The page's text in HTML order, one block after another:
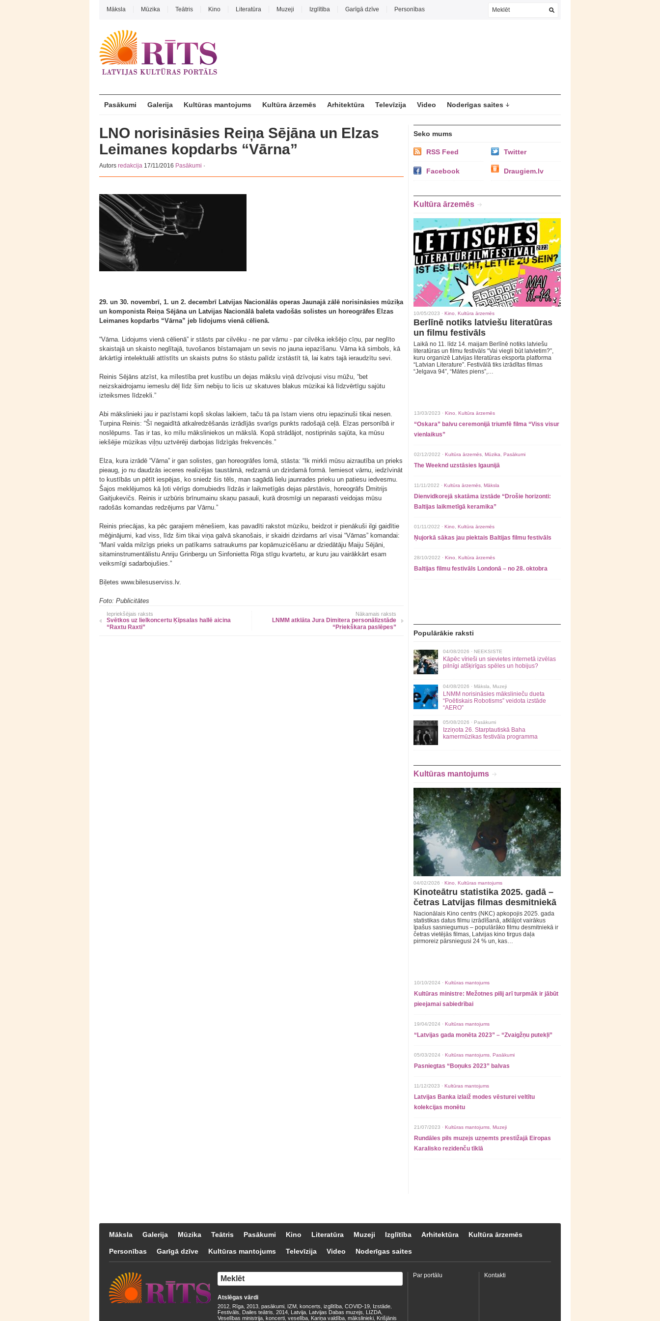
Māksla Mūzika Teātris Kino Literatūra Muzeji Izglītība Garīgā dzīve Personības
Pasākumi Galerija Kultūras mantojums Kultūra ārzemēs Arhitektūra Televīzija Video Noderīgas saites
LNO norisināsies Reiņa Sējāna un Elzas
Leimanes kopdarbs “Vārna”
Autors redakcija 17/11/2016 Pasākumi ·
29. un 30. novembrī, 1. un 2. decembrī Latvijas Nacionālās operas Jaunajā zālē norisināsies mūziķa
un komponista Reiņa Sējāna un Latvijas Nacionālā baleta vadošās solistes un horeogrāfes Elzas
Leimanes kopdarbs “Vārna” jeb lidojums vienā cēlienā.
“Vārna. Lidojums vienā cēlienā” ir stāsts par cilvēku - ne par vārnu - par cilvēka iekšējo cīņu, par neglīto
skaistajā un skaisto neglītajā, tuvošanos bīstamajam un sevis no jauna iepazīšanu. Vārna kā simbols, kā
ārkārtīgi intelektuāli attīstīts un skaists putns šo stāstu palīdz izstāstīt tā, lai katrs tajā ieraudzītu sevi.
Reinis Sējāns atzīst, ka mīlestība pret kustību un dejas mākslu viņā dzīvojusi visu mūžu, “bet
neizskaidrojamu iemeslu dēļ līdz šim nebiju to licis uz skatuves blakus mūzikai kā līdzvērtīgu sajūtu
izteiksmes līdzekli.”
Abi mākslinieki jau ir pazīstami kopš skolas laikiem, taču tā pa īstam viens otru iepazinuši tikai nesen.
Turpina Reinis: “Šī negaidītā atkalredzēšanās izrādījās svarīgs punkts radošajā ceļā. Elzas personībā ir
noslēpums. Tas ir tas, ko mīlu māksliniekos un mākslā. Kopā strādājot, nostiprinās sajūta, ka mūsu
iekšējie mūzikas viļņu uztvērēji darbojas līdzīgās frekvencēs.”
Elza, kura izrādē “Vārna” ir gan solistes, gan horeogrāfes lomā, stāsta: “Ik mirkli mūsu aizrautība un prieks
pieaug, jo nu daudzās ieceres realizējas taustāmā, redzamā un dzirdamā formā. Iemiesot vārnu, iedzīvināt
to kustībās un pētīt iespējas, ko sniedz šis tēls, man sagādā lielu jaunrades prieku un patiesu iedvesmu.
Šajos meklējumos kā ļoti vērīgs domubiedrs līdzās ir laikmetīgās dejas pārstāvis, horeogrāfs Dmitrijs
Gaitjukevičs. Reinis ir uzbūris brīnumainu skaņu pasauli, kurā drosmīgi un neparasti veidojas mūsu
radošās komandas redzējums par Vārnu.”
Reinis priecājas, ka pēc garajiem mēnešiem, kas pavadīti rakstot mūziku, beidzot ir pienākuši ilgi gaidītie
mēģinājumi, kad viss, līdz šim tikai viņa galvā skanošais, ir skaidri dzirdams arī visai “Vārnas” komandai:
“Manī valda milzīgs prieks un patīkams satraukums par kopāmuzicēšanu ar dziedātāju Maiju Sējāni,
sitaminstrumentālistu Anriju Grinbergu un Sinfonietta Rīga stīgu kvartetu, ar kuru jau vairākkārt esam
veiksmīgi sadarbojušies.”
Biļetes www.bilesuserviss.lv.
Foto: Publicitātes
Iepriekšējais raksts
Svētkos uz lielkoncertu Ķīpsalas hallē aicina
“Raxtu Raxti”
Nākamais raksts
LNMM atklāta Jura Dimitera personālizstāde
“Priekškara paslēpes”
Seko mums
RSS Feed Twitter
Facebook Draugiem.lv
Kultūra ārzemēs
10/05/2023 · Kino Kultūra ārzemēs
Berlīnē notiks latviešu literatūras
un filmu festivāls
Laikā no 11. līdz 14. maijam Berlīnē notiks latviešu
literatūras un filmu festivāls “Vai viegli būt latvietim?”,
kuru organizē Latvijas literatūras eksporta platforma
“Latvian Literature”. Festivālā tiks izrādītas filmas
“Jelgava 94”, “Mātes piens”,…
13/03/2023 · Kino Kultūra ārzemēs
“Oskara” balvu ceremonijā triumfē filma “Viss visur
vienlaikus”
02/12/2022 · Kultūra ārzemēs Mūzika Pasākumi
The Weeknd uzstāsies Igaunijā
11/11/2022 · Kultūra ārzemēs Māksla
Dienvidkorejā skatāma izstāde “Drošie horizonti:
Baltijas laikmetīgā keramika”
01/11/2022 · Kino Kultūra ārzemēs
Ņujorkā sākas jau piektais Baltijas filmu festivāls
28/10/2022 · Kino Kultūra ārzemēs
Baltijas filmu festivāls Londonā – no 28. oktobra
Populārākie raksti
04/08/2026 · NEEKSISTE
Kāpēc vīrieši un sievietes internetā izvēlas
pilnīgi atšķirīgas spēles un hobijus?
04/08/2026 · Māksla Muzeji
LNMM norisināsies mākslinieču dueta
“Poētiskais Robotisms” veidota izstāde
“AERO”
05/08/2026 · Pasākumi
Izziņota 26. Starptautiskā Baha
kamermūzikas festivāla programma
Kultūras mantojums
04/02/2026 · Kino Kultūras mantojums
Kinoteātru statistika 2025. gadā –
četras Latvijas filmas desmitniekā
Nacionālais Kino centrs (NKC) apkopojis 2025. gada
statistikas datus filmu izrādīšanā, atklājot vairākus
īpašus sasniegumus – populārāko filmu desmitniekā ir
četras vietējās filmas, Latvijas kino tirgus daļa
pirmoreiz pārsniegusi 24 % un, kas…
10/10/2024 · Kultūras mantojums
Kultūras ministre: Mežotnes pilij arī turpmāk ir jābūt
pieejamai sabiedrībai
19/04/2024 · Kultūras mantojums
“Latvijas gada monēta 2023” – “Zvaigžņu putekļi”
05/03/2024 · Kultūras mantojums Pasākumi
Pasniegtas “Boņuks 2023” balvas
11/12/2023 · Kultūras mantojums
Latvijas Banka izlaiž modes vēsturei veltītu
kolekcijas monētu
21/07/2023 · Kultūras mantojums Muzeji
Rundāles pils muzejs uzņemts prestižajā Eiropas
Karalisko rezidenču tīklā
Māksla Galerija Mūzika Teātris Pasākumi Kino Literatūra Muzeji Izglītība Arhitektūra Kultūra ārzemēs
Personības Garīgā dzīve Kultūras mantojums Televīzija Video Noderīgas saites
Atslēgas vārdi
2012 Rīga 2013 pasākumi IZM koncerts izglītība COVID-19 Izstāde
Festivāls Dailes teātris 2014 Latvija Latvijas Dabas muzejs LIZDA
Veselības ministrija koncerti veselība Kariņa valdība mākslinieki Krišjānis
Par portālu Kontakti